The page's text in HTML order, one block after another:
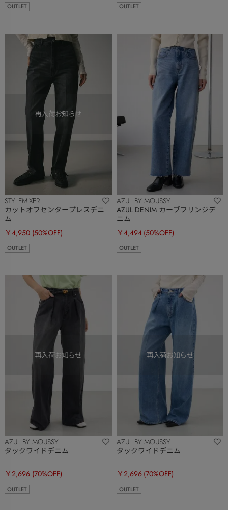
OUTLET OUTLET
STYLEMIXER
カットオフセンタープレスデニ
ム
￥4,950 (50%OFF)
OUTLET
AZUL BY MOUSSY
AZUL DENIM カーブフリンジデ
ニム
￥4,494 (50%OFF)
OUTLET
AZUL BY MOUSSY
タックワイドデニム
￥2,696 (70%OFF)
OUTLET
AZUL BY MOUSSY
タックワイドデニム
￥2,696 (70%OFF)
OUTLET